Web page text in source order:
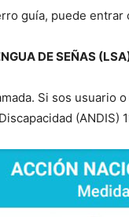
guía, puede
DE SEÑAS
Si sos usuario
(ANDIS)